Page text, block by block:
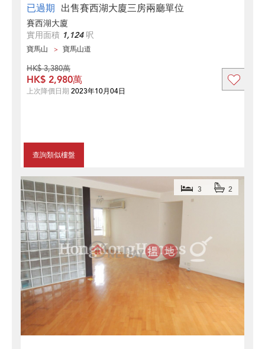
已過期 出售賽西湖大廈三房兩廳單位
賽西湖大廈
實用面積 1,124呎
寶馬山 寶馬山道
查詢類似樓盤
HK$ 3,380萬
HK$ 2,980萬
上次降價日期 2023年10月04日
3 2